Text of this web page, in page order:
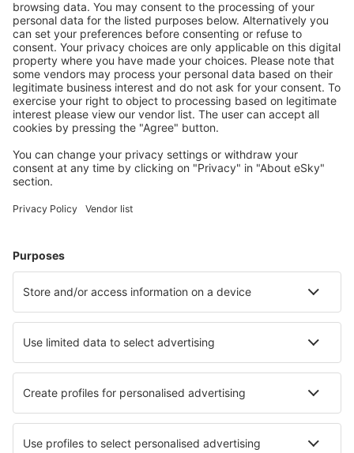
Economiseşte mai mult
Prețuri atractive și oferte speciale pentru utilizatorii
conectați.
Cazarea preferată
Alege din peste 1,3 mil. de opţiuni: hoteluri, cabane,
Cele mai căutate cazări de către utilizatorii eSky
Cazare în Myrtle Beach
Cazare în Davenport Cazare în Sevierville
Cazare în Panama City Beach Cazare în Moab
Cazare Dauphin Island Cazare în Palm Coast
Cele mai bune locuri de cazare - orașe